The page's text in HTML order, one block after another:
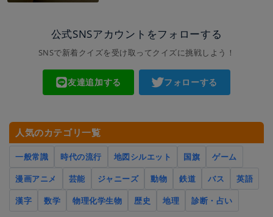
公式SNSアカウントをフォローする
SNSで新着クイズを受け取ってクイズに挑戦しよう！
友達追加する フォローする
人気のカテゴリ一覧
一般常識 時代の流行 地図シルエット 国旗
ゲーム
漫画アニメ
芸能 ジャニーズ 動物 鉄道 バス
英語
漢字
数学 物理化学生物 歴史 地理 診断・占い